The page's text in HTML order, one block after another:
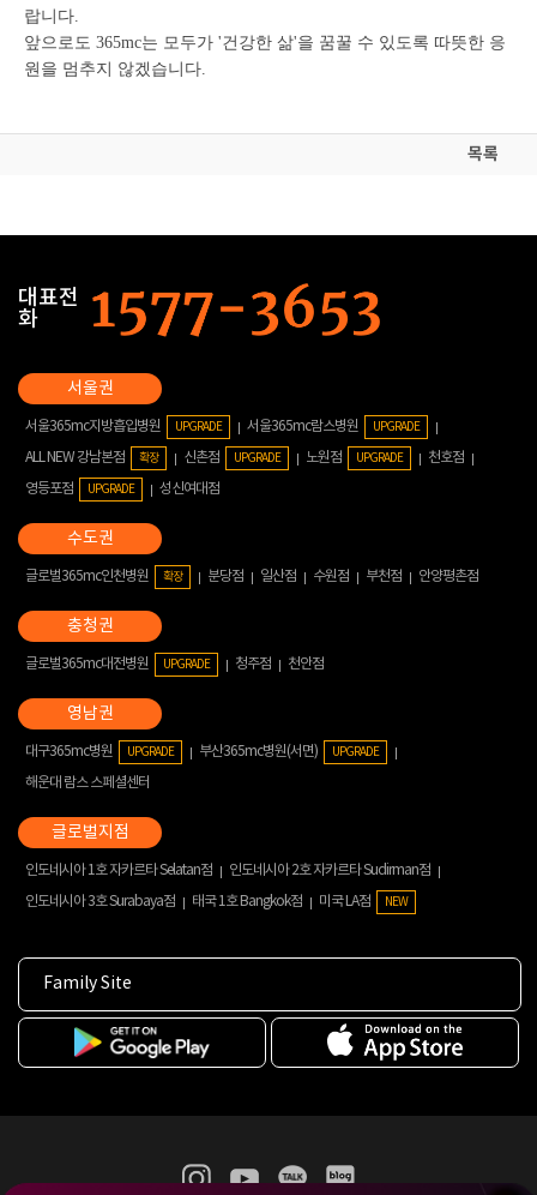
랍니다.
앞으로도 365mc는 모두가 '건강한 삶'을 꿈꿀 수 있도록 따뜻한 응
원을 멈추지 않겠습니다.
목록
대표전
화
서울365mc지방흡입병원 UPGRADE 서울365mc람스병원 UPGRADE
ALL NEW 강남본점 확장 신촌점 UPGRADE 노원점 UPGRADE
천호점
영등포점
UPGRADE 성신여대점
글로벌365mc인천병원 확장 분당점 일산점 수원점 부천점 안양평촌점
글로벌365mc대전병원 UPGRADE 청주점 천안점
대구365mc병원 UPGRADE 부산365mc병원(서면) UPGRADE
해운대 람스 스페셜센터
인도네시아 1호 자카르타 Selatan점
인도네시아 2호 자카르타 Sudirman점
인도네시아 3호 Surabaya점
태국 1호 Bangkok점 미국 LA점 NEW
Family Site